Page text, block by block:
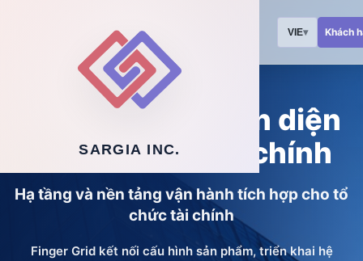
SARGIA INC.
VIE▾ Khách
FINGER GRID
Giải pháp số toàn diện
cho tổ chức tài chính
Hạ tầng và nền tảng vận hành tích hợp cho tổ
chức tài chính
Finger Grid kết nối cấu hình sản phẩm, triển khai hệ